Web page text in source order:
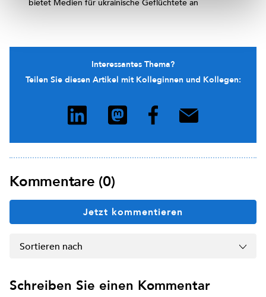
Interessantes Thema?
Teilen Sie diesen Artikel mit Kolleginnen und Kollegen:
Kommentare (0)
Jetzt kommentieren
Sortieren nach
Schreiben Sie einen Kommentar